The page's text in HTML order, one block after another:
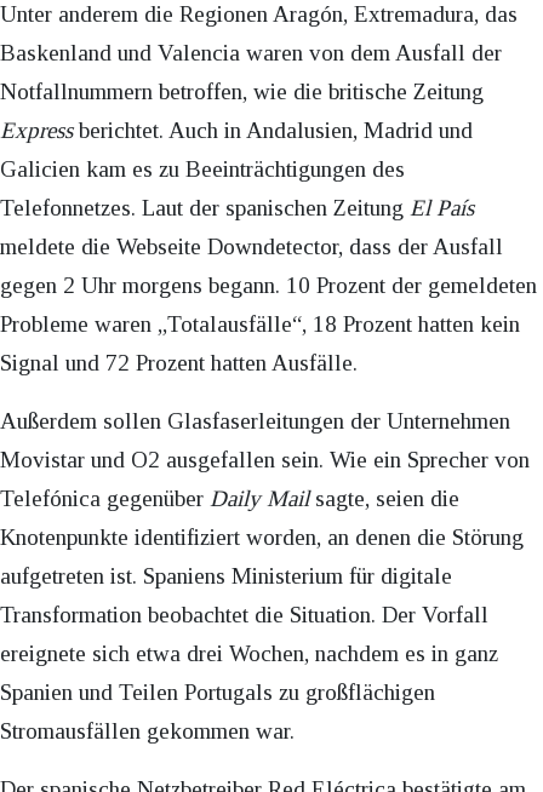
Unter anderem die Regionen Aragón, Extremadura, das
Baskenland und Valencia waren von dem Ausfall der
Notfallnummern betroffen, wie die britische Zeitung
Expressberichtet. Auch in Andalusien, Madrid und
Galicien kam es zu Beeinträchtigungen des
Telefonnetzes. Laut der spanischen Zeitung El País
meldete die Webseite Downdetector, dass der Ausfall
gegen 2 Uhr morgens begann. 10 Prozent der gemeldeten
Probleme waren „Totalausfälle“, 18 Prozent hatten kein
Signal und 72 Prozent hatten Ausfälle.
Außerdem sollen Glasfaserleitungen der Unternehmen
Movistar und O2 ausgefallen sein. Wie ein Sprecher von
Telefónica gegenüber Daily Mailsagte, seien die
Knotenpunkte identifiziert worden, an denen die Störung
aufgetreten ist. Spaniens Ministerium für digitale
Transformation beobachtet die Situation. Der Vorfall
ereignete sich etwa drei Wochen, nachdem es in ganz
Spanien und Teilen Portugals zu großflächigen
Stromausfällen gekommen war.